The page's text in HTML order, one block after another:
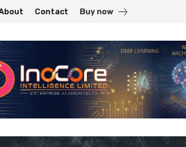
Contact Buy now